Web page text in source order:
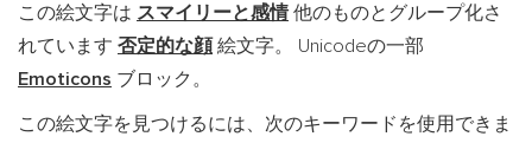
この絵文字は スマイリーと感情他のものとグループ化さ
れています 否定的な顔絵文字。 Unicodeの一部
Emoticons ブロック。
この絵文字を見つけるには、次のキーワードを使用できま